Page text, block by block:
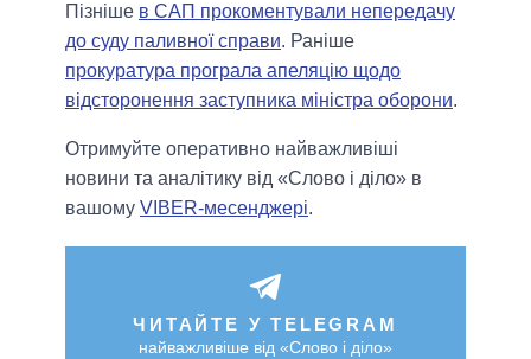
Пізніше в САП прокоментували непередачу
до суду паливної справи. Раніше
прокуратура програла апеляцію щодо
відсторонення заступника міністра оборони.
Отримуйте оперативно найважливіші
новини та аналітику від «Слово і діло» в
вашому VIBER-месенджері.
ЧИТАЙТЕ У TELEGRAM
найважливіше від «Слово і діло»